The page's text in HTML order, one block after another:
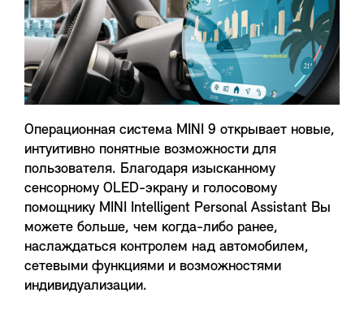
Операционная система MINI 9 открывает новые,
интуитивно понятные возможности для
пользователя. Благодаря изысканному
сенсорному OLED-экрану и голосовому
помощнику MINI Intelligent Personal Assistant Вы
можете больше, чем когда-либо ранее,
наслаждаться контролем над автомобилем,
сетевыми функциями и возможностями
индивидуализации.